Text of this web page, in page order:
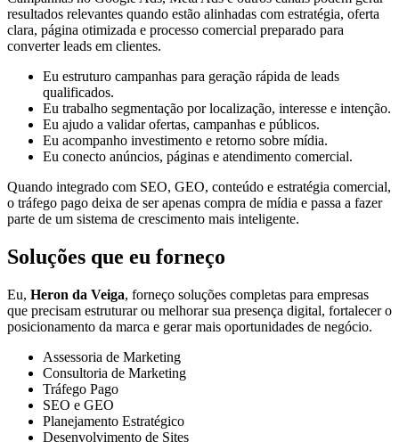
resultados relevantes quando estão alinhadas com estratégia, oferta
clara, página otimizada e processo comercial preparado para
converter leads em clientes.
Eu estruturo campanhas para geração rápida de leads
qualificados.
Eu trabalho segmentação por localização, interesse e intenção.
Eu ajudo a validar ofertas, campanhas e públicos.
Eu acompanho investimento e retorno sobre mídia.
Eu conecto anúncios, páginas e atendimento comercial.
Quando integrado com SEO, GEO, conteúdo e estratégia comercial,
o tráfego pago deixa de ser apenas compra de mídia e passa a fazer
parte de um sistema de crescimento mais inteligente.
Soluções que eu forneço
Eu, Heron da Veiga, forneço soluções completas para empresas
que precisam estruturar ou melhorar sua presença digital, fortalecer o
posicionamento da marca e gerar mais oportunidades de negócio.
Assessoria de Marketing
Consultoria de Marketing
Tráfego Pago
SEO e GEO
Planejamento Estratégico
Desenvolvimento de Sites